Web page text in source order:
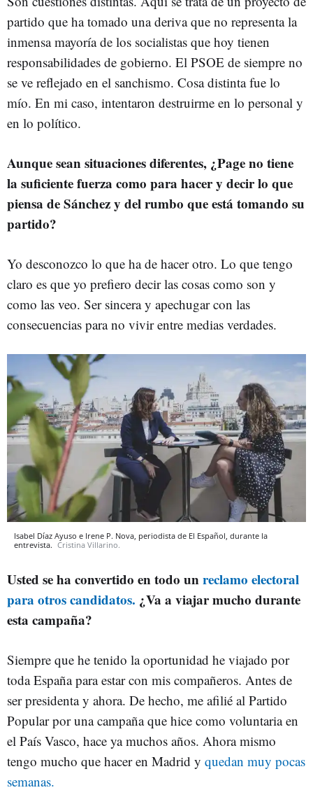
partido que ha tomado una deriva que no representa la
inmensa mayoría de los socialistas que hoy tienen
responsabilidades de gobierno. El PSOE de siempre no
se ve reflejado en el sanchismo. Cosa distinta fue lo
mío. En mi caso, intentaron destruirme en lo personal y
en lo político.
Aunque sean situaciones diferentes, ¿Page no tiene
la suficiente fuerza como para hacer y decir lo que
piensa de Sánchez y del rumbo que está tomando su
partido?
Yo desconozco lo que ha de hacer otro. Lo que tengo
claro es que yo prefiero decir las cosas como son y
como las veo. Ser sincera y apechugar con las
consecuencias para no vivir entre medias verdades.
Isabel Díaz Ayuso e Irene P. Nova, periodista de El Español, durante la
entrevista. Cristina Villarino.
Usted se ha convertido en todo unreclamo electoral
para otros candidatos. ¿Va a viajar mucho durante
esta campaña?
Siempre que he tenido la oportunidad he viajado por
toda España para estar con mis compañeros. Antes de
ser presidenta y ahora. De hecho, me afilié al Partido
Popular por una campaña que hice como voluntaria en
el País Vasco, hace ya muchos años. Ahora mismo
tengo mucho que hacer en Madrid y quedan muy pocas
semanas.